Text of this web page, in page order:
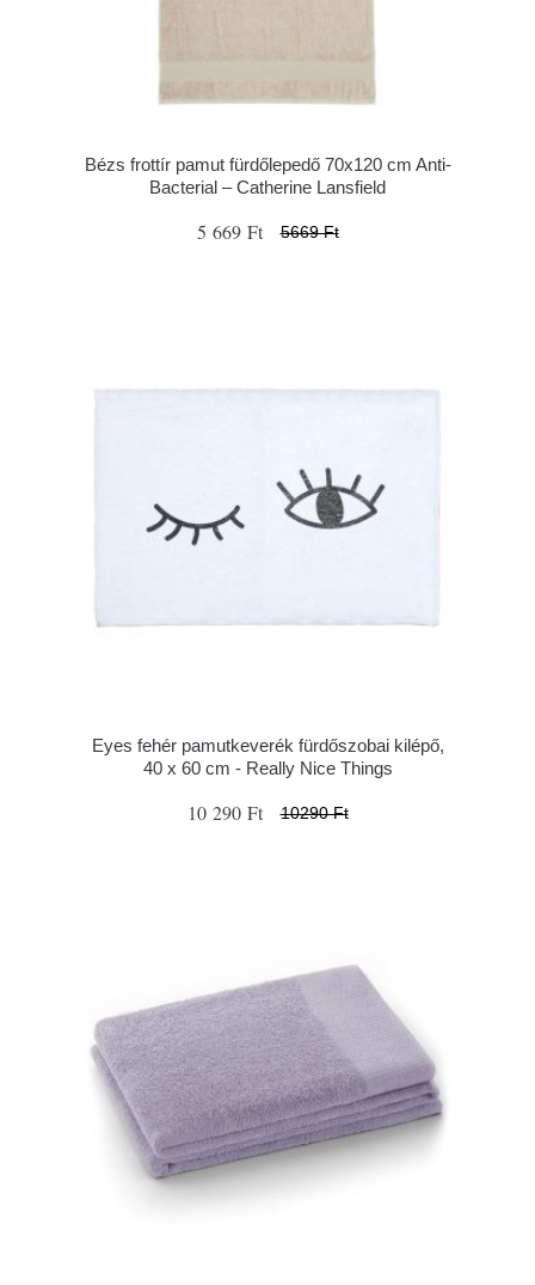
Bézs frottír pamut fürdőlepedő 70x120 cm Anti-
Bacterial – Catherine Lansfield
5 669 Ft 5669 Ft
Eyes fehér pamutkeverék fürdőszobai kilépő,
40 x 60 cm - Really Nice Things
10 290 Ft 10290 Ft